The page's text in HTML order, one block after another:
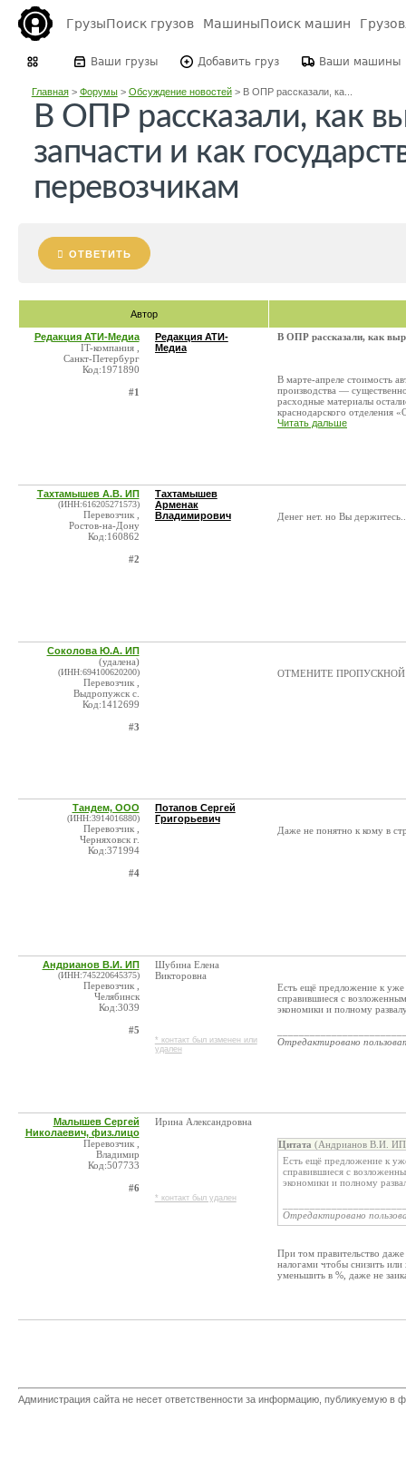
ГрузыПоиск грузов МашиныПоиск машин
Ваши грузы Добавить груз Ваши машины
Главная> Форумы> Обсуждение новостей> В ОПР рассказали, ка...
В ОПР рассказали, как
запчасти и как
перевозчикам
ОТВЕТИТЬ
Автор
Редакция АТИ-Медиа
IT-компания ,
Санкт-Петербург
Код:1971890
#1
Редакция АТИ-
Медиа
В ОПР рассказали, как
В марте-апреле стоимость
производства —
расходные материалы
краснодарского отделения
Читать дальше
Тахтамышев А.В. ИП
(ИНН:616205271573)
Перевозчик ,
Ростов-на-Дону
Код:160862
#2
Тахтамышев
Арменак
Владимирович
Денег нет. но Вы
Соколова Ю.А. ИП
(удалена)
(ИНН:694100620200)
Перевозчик ,
Выдропужск с.
Код:1412699
#3
ОТМЕНИТЕ ПРОПУСКНОЙ
Тандем, ООО
(ИНН:3914016880)
Перевозчик ,
Черняховск г.
Код:371994
#4
Потапов Сергей
Григорьевич
Даже не понятно к кому в
Андрианов В.И. ИП
(ИНН:745220645375)
Перевозчик ,
Челябинск
Код:3039
#5
Шубина Елена
Викторовна
* контакт был изменен или
удален
Есть ещё предложение к уже
справившиеся с
экономики и полному
Отредактировано
Малышев Сергей
Николаевич, физ.лицо
Перевозчик ,
Владимир
Код:507733
#6
Ирина Александровна
* контакт был удален
Цитата (Андрианов В.И. ИП
Есть ещё предложение к
справившиеся с
экономики и полному
Отредактировано
При том правительство
налогами чтобы снизить
уменьшить в %, даже не
Администрация сайта не несет ответственности за информацию, публикуемую